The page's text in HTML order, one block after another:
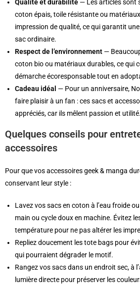
Qualité et durabilité — Les articles sont
coton épais, toile résistante ou
impression de qualité, ce qui garantit
sac ordinaire.
Respect de l’environnement —
coton bio ou matériaux durables, ce qui
démarche écoresponsable tout en
Cadeau idéal — Pour un anniversaire,
faire plaisir à un fan : ces sacs et
appréciés, car ils mêlent passion et utilité.
Quelques conseils pour
accessoires
Pour que vos accessoires geek & manga
conservant leur style :
Lavez vos sacs en coton à l’eau froide
main ou cycle doux en machine. Évitez
température pour ne pas altérer les
Repliez doucement les tote bags pour
qui pourraient dégrader le motif.
Rangez vos sacs dans un endroit sec, à
lumière directe pour préserver les